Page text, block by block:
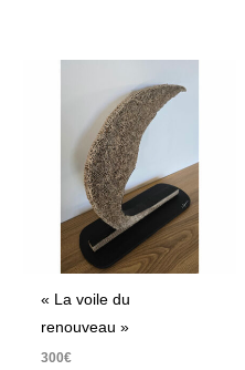
« La voile du
renouveau »
300€